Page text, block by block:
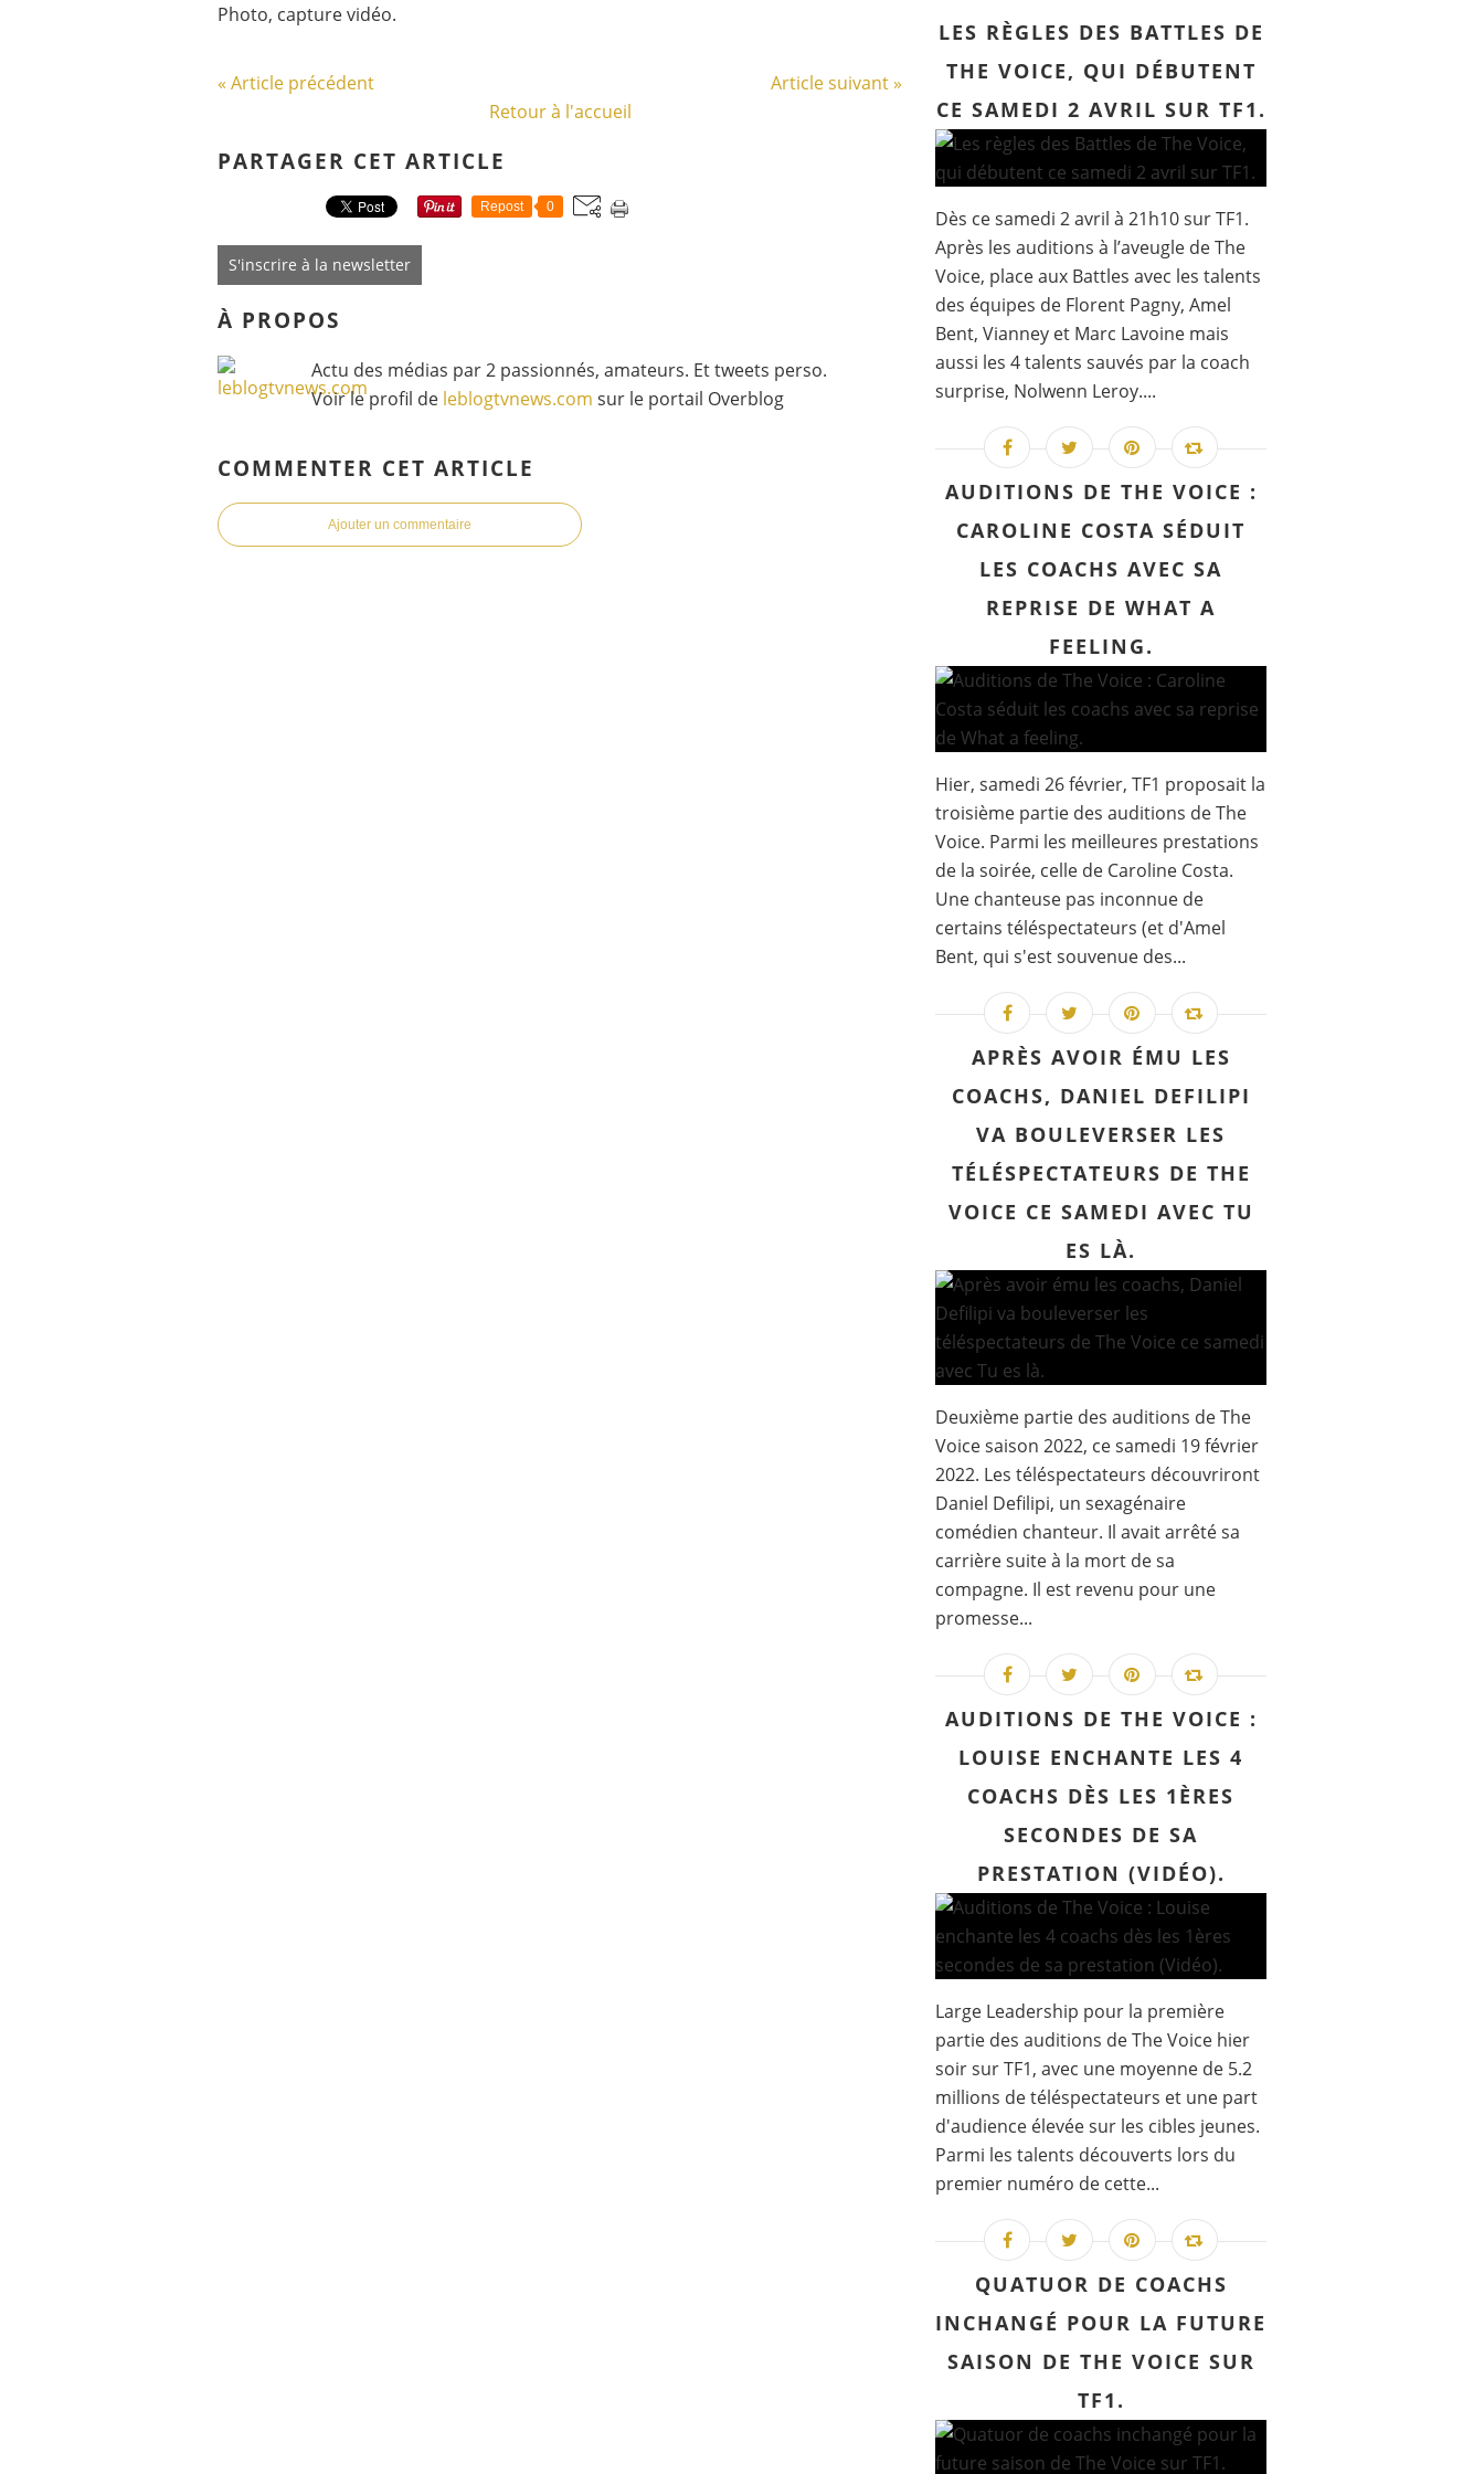
Photo, capture vidéo.
« Article précédent
Article suivant »
Retour à l'accueil
PARTAGER CET ARTICLE
Repost 0
S'inscrire à la newsletter
À PROPOS
Actu des médias par 2 passionnés, amateurs. Et tweets perso.
Voir le profil de leblogtvnews.com sur le portail Overblog
COMMENTER CET ARTICLE
Ajouter un commentaire
LES RÈGLES DES BATTLES DE
THE VOICE, QUI DÉBUTENT
CE SAMEDI 2 AVRIL SUR TF1.
Dès ce samedi 2 avril à 21h10 sur TF1.
Après les auditions à l’aveugle de The
Voice, place aux Battles avec les talents
des équipes de Florent Pagny, Amel
Bent, Vianney et Marc Lavoine mais
aussi les 4 talents sauvés par la coach
surprise, Nolwenn Leroy....
AUDITIONS DE THE VOICE :
CAROLINE COSTA SÉDUIT
LES COACHS AVEC SA
REPRISE DE WHAT A
FEELING.
Hier, samedi 26 février, TF1 proposait la
troisième partie des auditions de The
Voice. Parmi les meilleures prestations
de la soirée, celle de Caroline Costa.
Une chanteuse pas inconnue de
certains téléspectateurs (et d'Amel
Bent, qui s'est souvenue des...
APRÈS AVOIR ÉMU LES
COACHS, DANIEL DEFILIPI
VA BOULEVERSER LES
TÉLÉSPECTATEURS DE THE
VOICE CE SAMEDI AVEC TU
ES LÀ.
Deuxième partie des auditions de The
Voice saison 2022, ce samedi 19 février
2022. Les téléspectateurs découvriront
Daniel Defilipi, un sexagénaire
comédien chanteur. Il avait arrêté sa
carrière suite à la mort de sa
compagne. Il est revenu pour une
promesse...
AUDITIONS DE THE VOICE :
LOUISE ENCHANTE LES 4
COACHS DÈS LES 1ÈRES
SECONDES DE SA
PRESTATION (VIDÉO).
Large Leadership pour la première
partie des auditions de The Voice hier
soir sur TF1, avec une moyenne de 5.2
millions de téléspectateurs et une part
d'audience élevée sur les cibles jeunes.
Parmi les talents découverts lors du
premier numéro de cette...
QUATUOR DE COACHS
INCHANGÉ POUR LA FUTURE
SAISON DE THE VOICE SUR
TF1.